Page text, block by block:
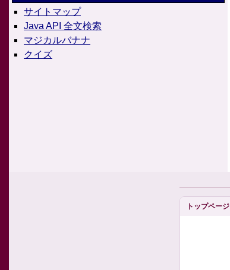
サイトマップ
Java API 全文検索
マジカルバナナ
クイズ
トップページ